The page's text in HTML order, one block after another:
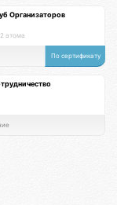
Организаторов
2 атома
По сертификату